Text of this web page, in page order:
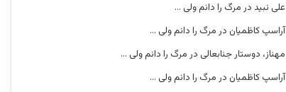
علی نبید در مرگ را دانم ولی …
آراسپ کاظمیان در مرگ را دانم ولی …
مهناز، دوستار جنابعالی در مرگ را دانم ولی …
آراسپ کاظمیان در مرگ را دانم ولی …